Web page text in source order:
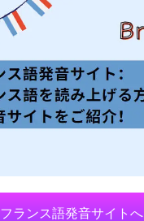
フランス語発音サイトへ